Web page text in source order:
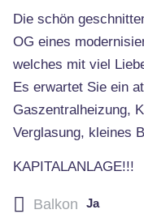
Die schön
OG eines
welches mit viel
Es erwartet Sie ein
Gaszentralheizung,
Verglasung, kleines
KAPITALANLAGE!!!
Balkon Ja